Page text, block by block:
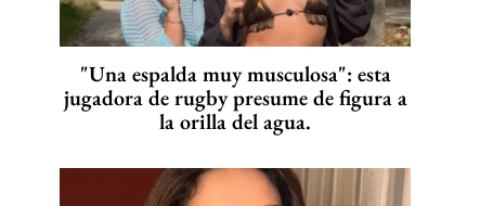
"Una espalda muy musculosa": esta
jugadora de rugby presume de figura a
la orilla del agua.